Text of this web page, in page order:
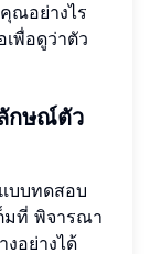
ณอย่างไร
เพื่อดูว่าตัว
กษณ์ตัว
บบทดสอบ
มที่ พิจารณา
อย่างได้